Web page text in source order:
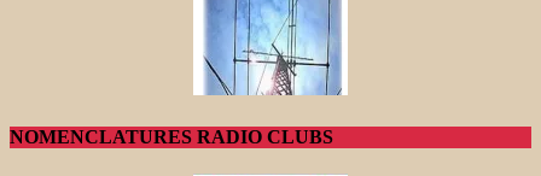
NOMENCLATURES RADIO CLUBS